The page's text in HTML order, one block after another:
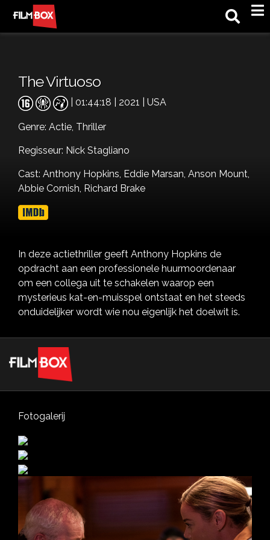
The Virtuoso
| 01:44:18 | 2021 | USA
Genre: Actie, Thriller
Regisseur: Nick Stagliano
Cast: Anthony Hopkins, Eddie Marsan, Anson Mount,
Abbie Cornish, Richard Brake
In deze actiethriller geeft Anthony Hopkins de
opdracht aan een professionele huurmoordenaar
om een collega uit te schakelen waarop een
mysterieus kat-en-muisspel ontstaat en het steeds
onduidelijker wordt wie nou eigenlijk het doelwit is.
Fotogalerij